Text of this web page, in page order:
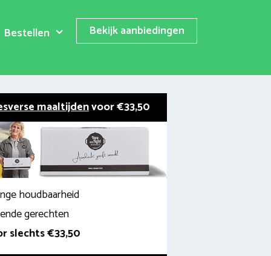
Bestellen Bekijk aanbiedingen
maaltijdenvoor €33,50
houdbaarheid
gerechten
slechts €33,50